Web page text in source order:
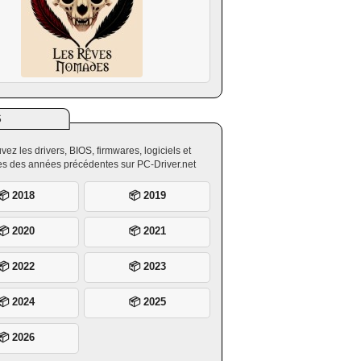
les drivers, BIOS, firmwares, logiciels et
des années précédentes sur PC-Driver.net
2018 📦 2019
2020 📦 2021
2022 📦 2023
2024 📦 2025
2026